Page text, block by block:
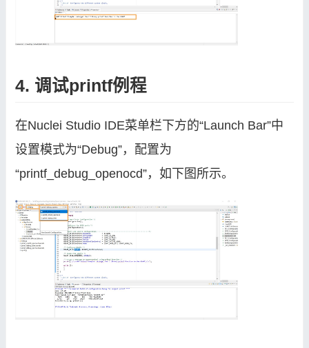
4. 调试printf例程
在Nuclei Studio IDE菜单栏下方的“Launch Bar”中
设置模式为“Debug”，配置为
“printf_debug_openocd”，如下图所示。